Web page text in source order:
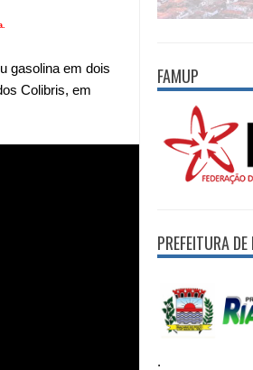
gasolina em dois
Colibris, em
FAMUP
PREFEITURA
.